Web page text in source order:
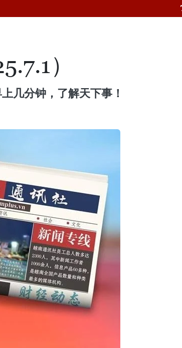
）
几分钟，了解天下事！